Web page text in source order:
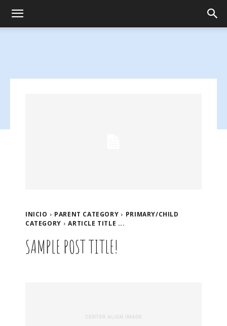
INICIO PARENT CATEGORY
PRIMARY/CHILD
CATEGORY
ARTICLE TITLE ...
SAMPLE POST TITLE!